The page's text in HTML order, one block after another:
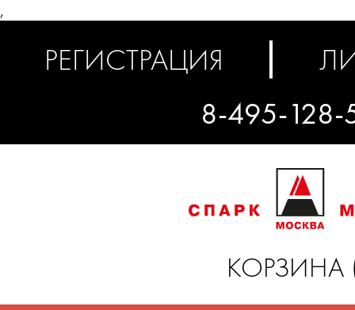
,
РЕГИСТРАЦИЯ
8-495-128-
КОРЗИНА